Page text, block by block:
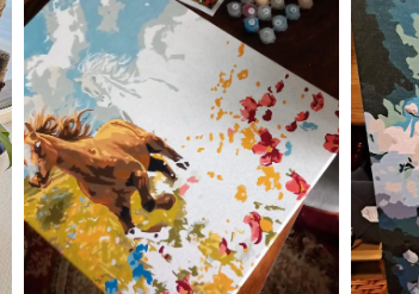
Olen tutvunud
privaatsuspoliitikaga ja
sellega
Maalihobi.eePrivaatsuspoliitika